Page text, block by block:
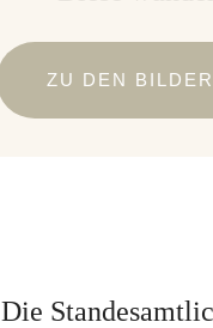
ZU DEN
Die